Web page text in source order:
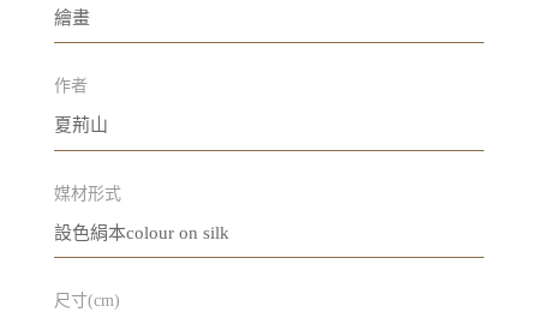
繪畫
作者
夏荊山
媒材形式
設色絹本colour on silk
尺寸(cm)